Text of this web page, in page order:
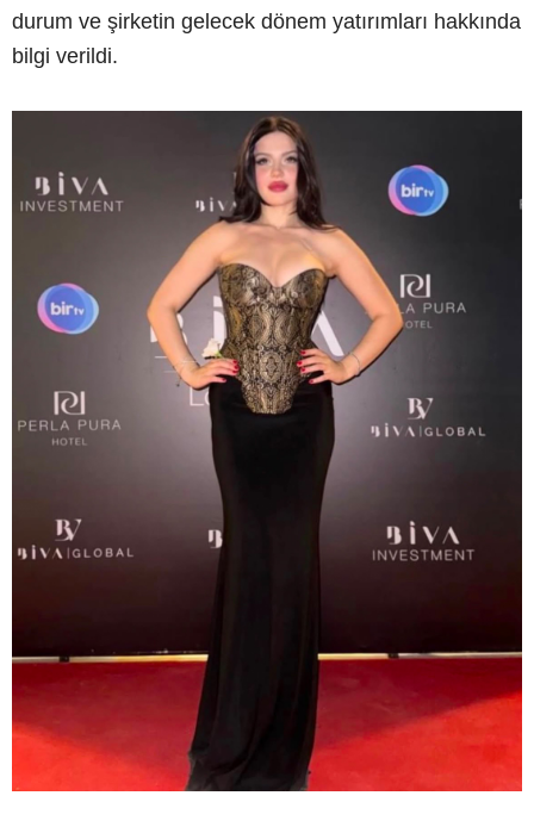
durum ve şirketin gelecek dönem yatırımları hakkında
bilgi verildi.